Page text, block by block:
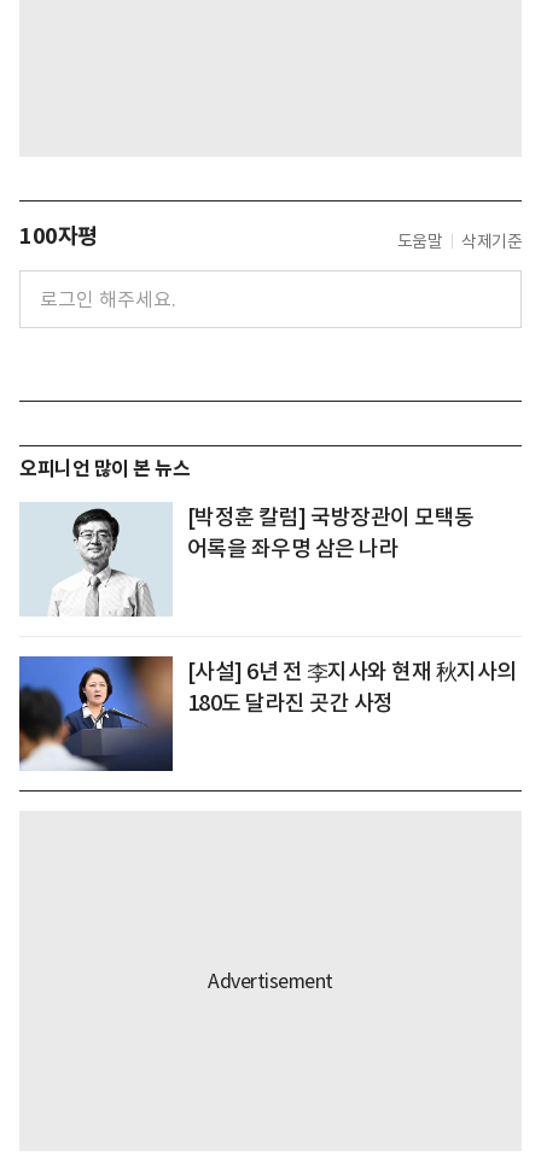
100자평 도움말 삭제기준
오피니언 많이 본 뉴스
[박정훈 칼럼] 국방장관이 모택동
어록을 좌우명 삼은 나라
[사설] 6년 전 李지사와 현재 秋지사의
180도 달라진 곳간 사정